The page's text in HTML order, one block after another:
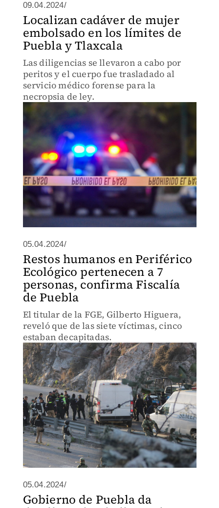
09.04.2024/
Localizan cadáver de mujer
embolsado en los límites de
Puebla y Tlaxcala
Las diligencias se llevaron a cabo por
peritos y el cuerpo fue trasladado al
servicio médico forense para la
necropsia de ley.
05.04.2024/
Restos humanos en Periférico
Ecológico pertenecen a 7
personas, confirma Fiscalía
de Puebla
El titular de la FGE, Gilberto Higuera,
reveló que de las siete víctimas, cinco
estaban decapitadas.
05.04.2024/
Gobierno de Puebla da